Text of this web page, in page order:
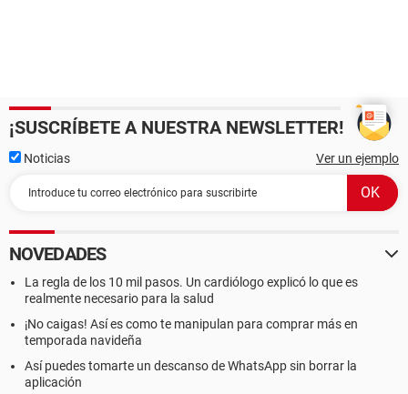
¡SUSCRÍBETE A NUESTRA NEWSLETTER!
Noticias Ver un ejemplo
NOVEDADES
La regla de los 10 mil pasos. Un cardiólogo explicó lo que es
realmente necesario para la salud
¡No caigas! Así es como te manipulan para comprar más en
temporada navideña
Así puedes tomarte un descanso de WhatsApp sin borrar la
aplicación